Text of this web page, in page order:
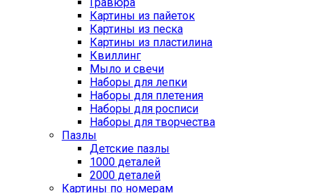
Гравюра
Картины из пайеток
Картины из песка
Картины из пластилина
Квиллинг
Мыло и свечи
Наборы для лепки
Наборы для плетения
Наборы для росписи
Наборы для творчества
Пазлы
Детские пазлы
1000 деталей
2000 деталей
Картины по номерам